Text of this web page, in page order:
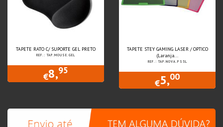
TAPETE RATO C/ SUPORTE GEL PRETO
REF.: TAP.MOUSE.GEL
€8,95
TAPETE STEY GAMING LASER / OPTICO
(Laranja...
REF.: TAP.NOVA.PS5L
€5,00